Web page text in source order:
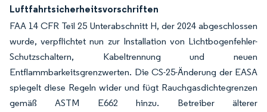
Luftfahrtsicherheitsvorschriften
FAA 14 CFR Teil 25 Unterabschnitt H, der 2024 abgeschlossen
wurde, verpflichtet nun zur Installation von Lichtbogenfehler-
Schutzschaltern, Kabeltrennung und neuen
Entflammbarkeitsgrenzwerten. Die CS-25-Änderung der EASA
spiegelt diese Regeln wider und fügt Rauchgasdichtegrenzen
gemäß ASTM E662 hinzu. Betreiber älterer